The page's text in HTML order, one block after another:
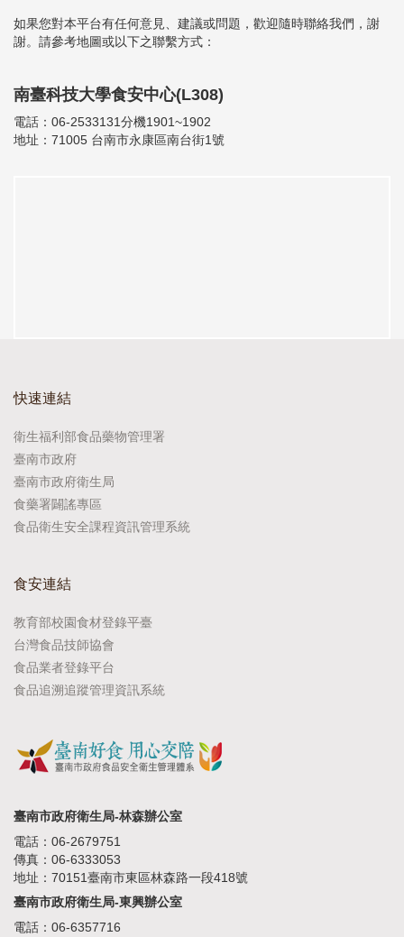
如果您對本平台有任何意見、建議或問題，歡迎隨時聯絡我們，謝
謝。請參考地圖或以下之聯繫方式：
南臺科技大學食安中心(L308)
電話：06-2533131分機1901~1902
地址：71005 台南市永康區南台街1號
快速連結
衛生福利部食品藥物管理署
臺南市政府
臺南市政府衛生局
食藥署闢謠專區
食品衛生安全課程資訊管理系統
食安連結
教育部校園食材登錄平臺
台灣食品技師協會
食品業者登錄平台
食品追溯追蹤管理資訊系統
臺南市政府衛生局-林森辦公室
電話：06-2679751
傳真：06-6333053
地址：70151臺南市東區林森路一段418號
臺南市政府衛生局-東興辦公室
電話：06-6357716